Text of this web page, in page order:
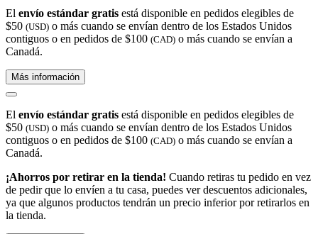
El envío estándar gratis está disponible en pedidos elegibles de
$50 (USD) o más cuando se envían dentro de los Estados Unidos
contiguos o en pedidos de $100 (CAD) o más cuando se envían a
Canadá.
Más información
El envío estándar gratis está disponible en pedidos elegibles de
$50 (USD) o más cuando se envían dentro de los Estados Unidos
contiguos o en pedidos de $100 (CAD) o más cuando se envían a
Canadá.
¡Ahorros por retirar en la tienda! Cuando retiras tu pedido en vez
de pedir que lo envíen a tu casa, puedes ver descuentos adicionales,
ya que algunos productos tendrán un precio inferior por retirarlos en
la tienda.